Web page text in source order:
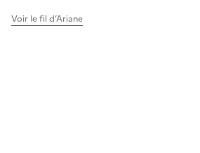
Voir le fil d’Ariane